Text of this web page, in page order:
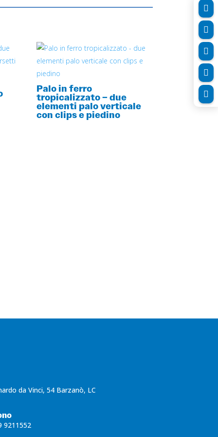
Palo in ferro
tropicalizzato – due
elementi palo verticale
con clips e piedino
da Vinci, 54 Barzanò, LC
9211552




